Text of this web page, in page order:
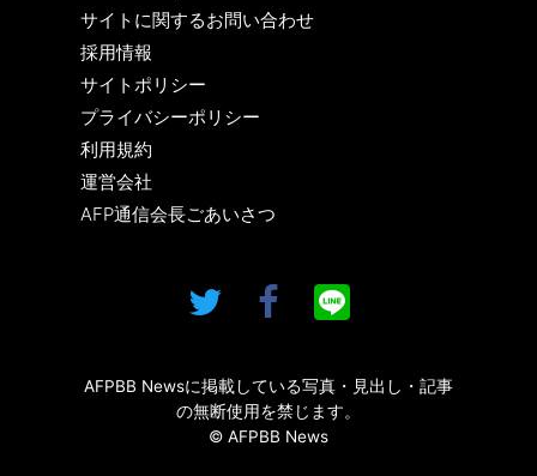
サイトに関するお問い合わせ
採用情報
サイトポリシー
プライバシーポリシー
利用規約
運営会社
AFP通信会長ごあいさつ
AFPBB Newsに掲載している写真・見出し・記事
の無断使用を禁じます。
© AFPBB News